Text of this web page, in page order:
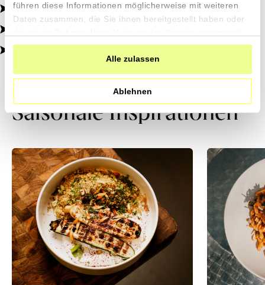
führen diese Informationen möglicherweise mit weiteren
Daten zusammen, die Sie ihnen bereitgestellt haben oder
haben.
Alle zulassen
Ablehnen
Natürliche Zutaten, echter Geschmack.
Von kleinen Höfen, direkt zu dir.
100% transparent, 0% Zusatzstoffe.
Saisonale Inspirationen